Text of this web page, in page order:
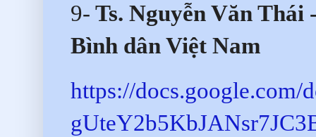
9- Ts. Nguyễn Văn Thái
Bình dân Việt Nam
https://